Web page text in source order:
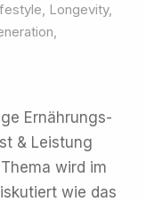
, Longevity,
,
Ernährungs-
& Leistung
wird im
wie das